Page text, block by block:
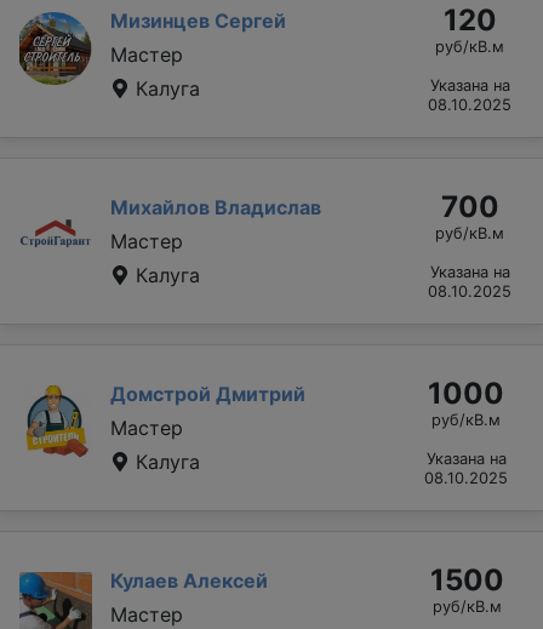
Мизинцев Сергей
Мастер
Калуга
120
руб/кВ.м
Указана на
08.10.2025
Михайлов Владислав
Мастер
Калуга
700
руб/кВ.м
Указана на
08.10.2025
Домстрой Дмитрий
Мастер
Калуга
1000
руб/кВ.м
Указана на
08.10.2025
Кулаев Алексей
Мастер
1500
руб/кВ.м